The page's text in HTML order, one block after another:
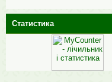
Статистика